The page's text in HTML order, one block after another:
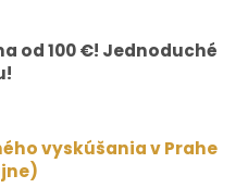
od 100 €! Jednoduché
vyskúšania v Prahe